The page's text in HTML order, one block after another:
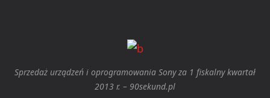
Sprzedaż urządzeń i oprogramowania Sony za 1 fiskalny kwartał
2013 r. – 90sekund.pl